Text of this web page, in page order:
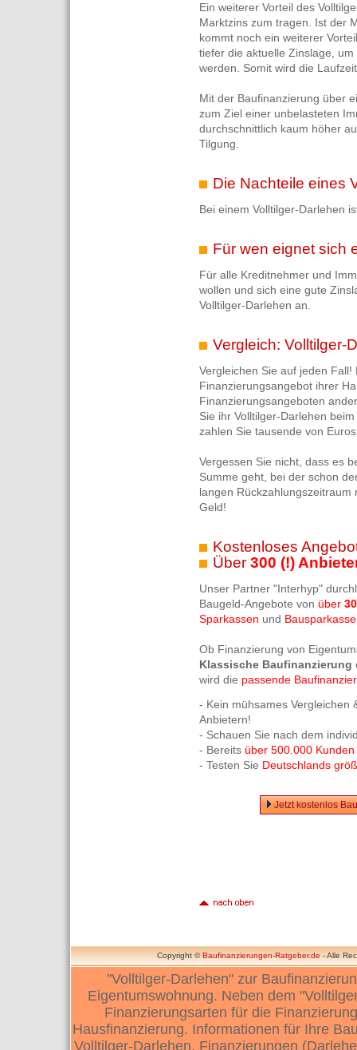
Ein weiterer Vorteil des
Marktzins zum tragen. Ist der
kommt noch ein weiterer
tiefer die aktuelle Zinslage,
werden. Somit wird die
Mit der Baufinanzierung über
zum Ziel einer unbelasteten
durchschnittlich kaum höher
Tilgung.
Die Nachteile eines
Bei einem Volltilger-Darlehen
Für wen eignet sich
Für alle Kreditnehmer und
wollen und sich eine gute
Volltilger-Darlehen an.
Vergleich: Volltilger-
Vergleichen Sie auf jeden
Finanzierungsangebot ihrer
Finanzierungsangeboten
Sie ihr Volltilger-Darlehen
zahlen Sie tausende von
Vergessen Sie nicht, dass es
Summe geht, bei der schon
langen
Geld!
Kostenloses
Über 300 (!)
Unser Partner "Interhyp"
Baugeld-Angebote von über
Sparkassen und
Ob Finanzierung von
Klassische Baufinanzierung
wird die passende
- Kein mühsames Vergleichen
Anbietern!
- Schauen Sie nach dem
- Bereits über 500.000 Kunden
- Testen Sie Deutschlands
Jetzt kostenlos
Copyright ©Baufinanzierungen-Ratgeber.de- Alle
"Volltilger-Darlehen" zur
Eigentumswohnung. Neben dem
Finanzierungsarten für die
Hausfinanzierung. Informationen für Ihre
Volltilger-Darlehen. Finanzierungen